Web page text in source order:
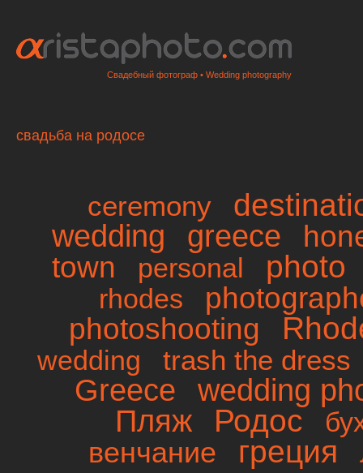
Свадебный фотограф • Wedding photography
свадьба на родосе
ceremony
wedding
greece
town
personal photo
rhodes
photoshooting
wedding trash the dress
Greece wedding
Пляж Родос
венчание греция